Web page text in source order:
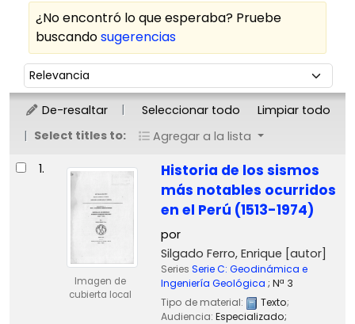
¿No encontró lo que esperaba? Pruebe
buscandosugerencias
Ordenar
Ordenar por:
De-resaltar Seleccionar todo
Limpiar todo
Select titles to:
Agregar a la lista
Resultados
1.
Imagen de
cubierta local
Historia de los sismos
más notables ocurridos
en el Perú (1513-1974)
por
Silgado Ferro, Enrique [autor]
Series Serie C: Geodinámica e
Ingeniería Geológica ; Nª 3
Tipo de material:
Texto;
Audiencia: Especializado;